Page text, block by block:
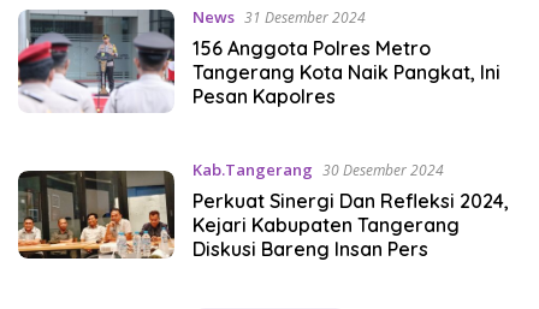
News 31 Desember 2024
156 Anggota Polres Metro
Tangerang Kota Naik Pangkat, Ini
Pesan Kapolres
Kab.Tangerang 30 Desember 2024
Perkuat Sinergi Dan Refleksi 2024,
Kejari Kabupaten Tangerang
Diskusi Bareng Insan Pers